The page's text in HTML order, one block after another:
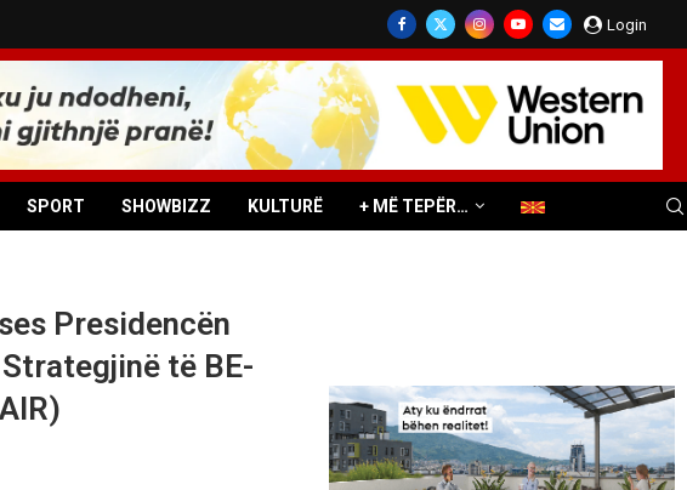
Login
SPORT SHOWBIZZ KULTURË + MË TEPËR…
Presidencën
të BE-